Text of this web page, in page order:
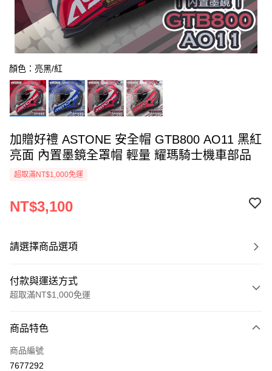
顏色：亮黑/紅
加贈好禮 ASTONE 安全帽 GTB800 AO11 黑紅
亮面 內置墨鏡全罩帽 輕量 耀瑪騎士機車部品
超取滿NT$1,000免運
NT$3,100
請選擇商品選項
付款與運送方式
超取滿NT$1,000免運
信用卡一次付款
超商取貨付款
商品特色
商品編號
7677292